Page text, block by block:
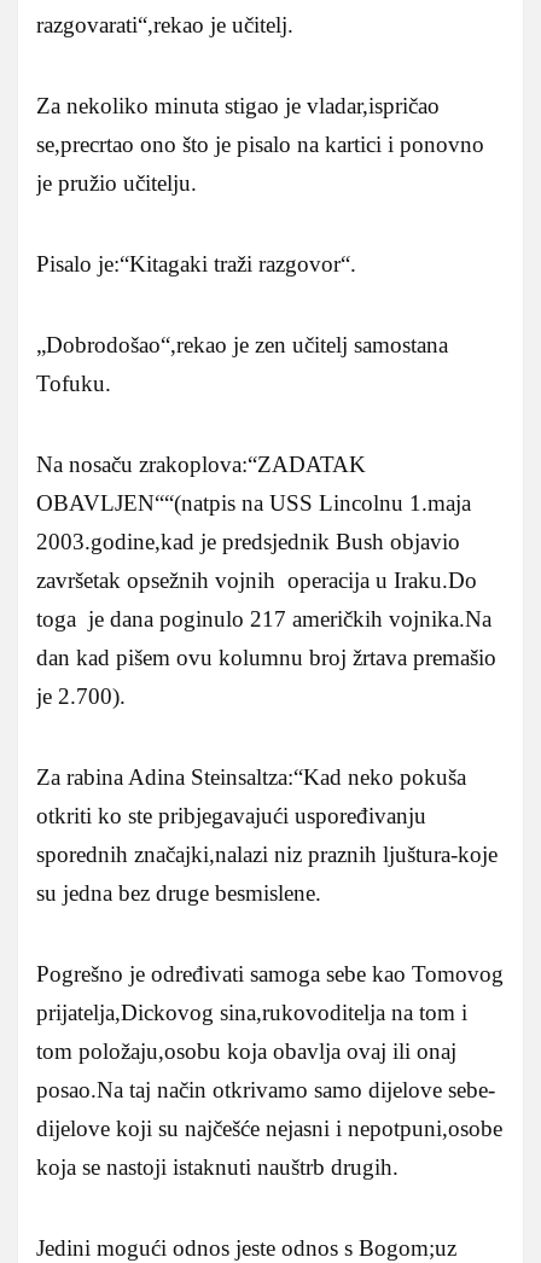
razgovarati“,rekao je učitelj.
Za nekoliko minuta stigao je vladar,ispričao
se,precrtao ono što je pisalo na kartici i ponovno
je pružio učitelju.
Pisalo je:“Kitagaki traži razgovor“.
„Dobrodošao“,rekao je zen učitelj samostana
Tofuku.
Na nosaču zrakoplova:“ZADATAK
OBAVLJEN““(natpis na USS Lincolnu 1.maja
2003.godine,kad je predsjednik Bush objavio
završetak opsežnih vojnih operacija u Iraku.Do
toga je dana poginulo 217 američkih vojnika.Na
dan kad pišem ovu kolumnu broj žrtava premašio
je 2.700).
Za rabina Adina Steinsaltza:“Kad neko pokuša
otkriti ko ste pribjegavajući uspoređivanju
sporednih značajki,nalazi niz praznih ljuštura-koje
su jedna bez druge besmislene.
Pogrešno je određivati samoga sebe kao Tomovog
prijatelja,Dickovog sina,rukovoditelja na tom i
tom položaju,osobu koja obavlja ovaj ili onaj
posao.Na taj način otkrivamo samo dijelove sebe-
dijelove koji su najčešće nejasni i nepotpuni,osobe
koja se nastoji istaknuti nauštrb drugih.
Jedini mogući odnos jeste odnos s Bogom;uz